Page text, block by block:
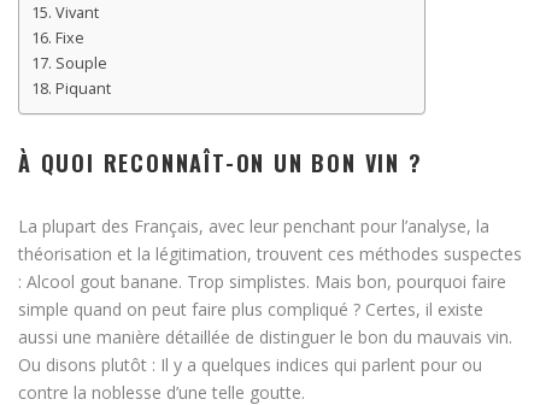
Vivant
Fixe
Souple
Piquant
À QUOI RECONNAÎT-ON UN BON VIN ?
La plupart des Français, avec leur penchant pour l’analyse, la
théorisation et la légitimation, trouvent ces méthodes suspectes
: Alcool gout banane. Trop simplistes. Mais bon, pourquoi faire
simple quand on peut faire plus compliqué ? Certes, il existe
aussi une manière détaillée de distinguer le bon du mauvais vin.
Ou disons plutôt : Il y a quelques indices qui parlent pour ou
contre la noblesse d’une telle goutte.